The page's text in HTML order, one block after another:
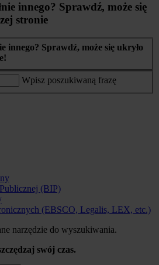
innego? Sprawdź, może się
stronie
innego? Sprawdź, może się ukryło
Wpisz poszukiwaną frazę
(BIP)
(EBSCO, Legalis, LEX, etc.)
narzędzie do wyszukiwania.
swój czas.